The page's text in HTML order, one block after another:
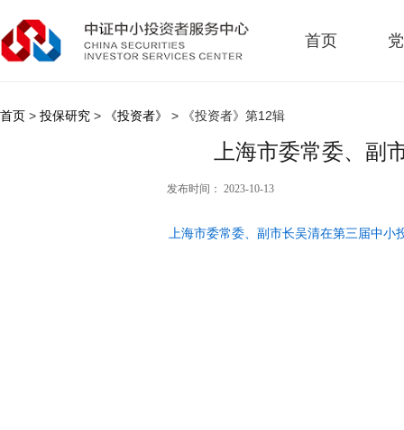
首页
首页 > 投保研究 > 《投资者》 > 《投资者》第12辑
上海市委常委、副
发布时间： 2023-10-13
上海市委常委、副市长吴清在第三届中小